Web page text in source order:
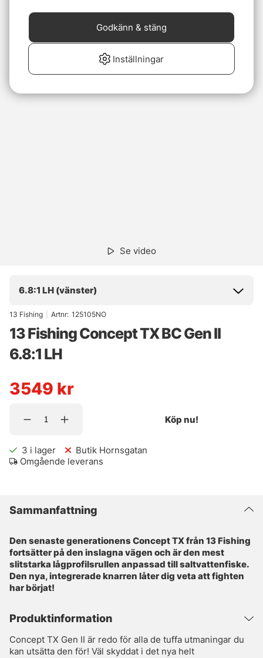
Se video
6.8:1 LH (vänster)
13 Fishing Artnr: 125105NO
13 Fishing Concept TX BC Gen II
6.8:1 LH
3549 kr
Köp nu!
3 i lager
Butik Hornsgatan
Omgående leverans
Sammanfattning
Den senaste generationens Concept TX från 13 Fishing
fortsätter på den inslagna vägen och är den mest
slitstarka lågprofilsrullen anpassad till saltvattenfiske.
Den nya, integrerade knarren låter dig veta att fighten
har börjat!
Produktinformation
Concept TX Gen II är redo för alla de tuffa utmaningar du
kan utsätta den för! Väl skyddat i det nya helt
Inställningar
Godkänn & stäng